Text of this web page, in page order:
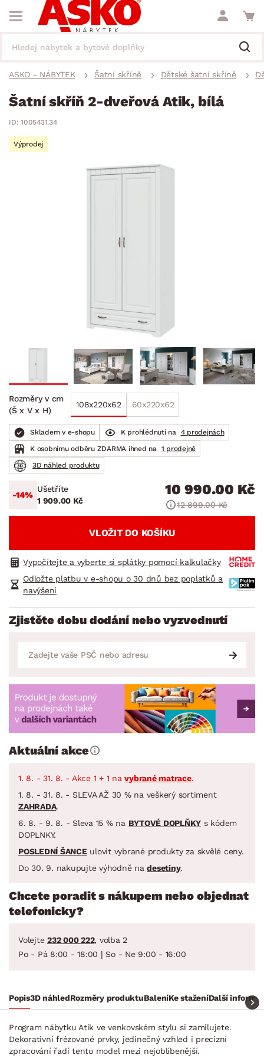
ASKO - NÁBYTEK Šatní skříně Dětské šatní skříně
Šatní skříň 2-dveřová Atik, bílá
ID: 1005431.34
Výprodej
Rozměry v cm
(Š x V x H)
108x220x62 60x220x62
Skladem v e-shopu K prohlédnutí na
4 prodejnách
K osobnímu odběru ZDARMA ihned na
1 prodejně
3D náhled produktu
-14%
Ušetříte
1 909.00 Kč
10 990.00 Kč
12 899.00 Kč
VLOŽIT DO KOŠÍKU
Vypočítejte a vyberte si splátky pomocí kalkulačky
Odložte platbu v e-shopu o 30 dnů bez poplatků a
navýšení
Zjistěte dobu dodání nebo vyzvednutí
Aktuální akce
1. 8. - 31. 8. - Akce 1 + 1 navybrané matrace.
1. 8. - 31. 8. - SLEVA AŽ 30 % na veškerý sortiment
ZAHRADA.
6. 8. - 9. 8. - Sleva 15 % na BYTOVÉ DOPLŇKY s kódem
DOPLNKY.
POSLEDNÍ ŠANCEulovit vybrané produkty za skvělé ceny.
Do 30. 9. nakupujte výhodně nadesetiny.
Chcete poradit s nákupem nebo objednat
telefonicky?
Volejte 232 000 222, volba 2
Po - Pá 8:00 - 18:00 | So - Ne 9:00 - 16:00
Popis3D náhledRozměry produktuBaleníKe staženíDalší
Program nábytku Atik ve venkovském stylu si zamilujete.
Dekorativní frézované prvky, jedinečný vzhled i precizní
zpracování řadí tento model mezi nejoblíbenější.